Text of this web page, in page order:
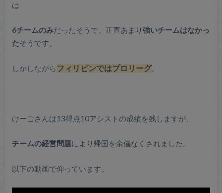
は
6チームのみだったそうで、正直あまり 強いチームはなかっ
たそうです。
しかしながらフィリピンではプロリーグ。
けーごさんは13得点10アシストの成績を残しますが、
チームの経営問題により帰国を余儀なくされました。
以下の動画で仰っています。